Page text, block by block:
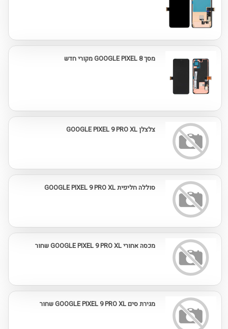
מסך GOOGLE PIXEL 8 מקורי חדש
צלצלן GOOGLE PIXEL 9 PRO XL
סוללה חליפית GOOGLE PIXEL 9 PRO XL
מכסה אחורי GOOGLE PIXEL 9 PRO XL שחור
מגירת סים GOOGLE PIXEL 9 PRO XL שחור